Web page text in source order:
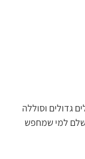
גדולים וסוללה
נסיעה של עד 25 ק"מ. מושלם למי שמחפש